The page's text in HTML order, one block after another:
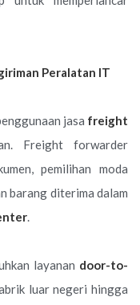
Peralatan IT
jasa freight
Freight forwarder
pemilihan moda
barang diterima dalam
.
layanan door-to-
luar negeri hingga